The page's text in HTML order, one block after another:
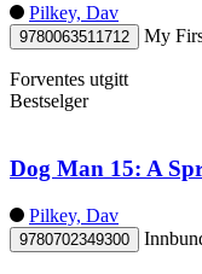
Pilkey, Dav
9780063511712 My
Forventes utgitt
Bestselger
Dog Man 15: A
Pilkey, Dav
9780702349300